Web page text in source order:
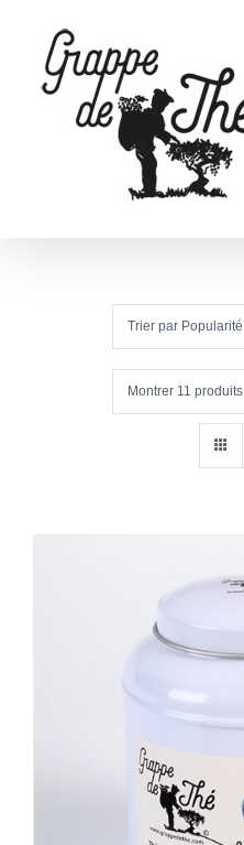
contenu
Trier par Popularité
Montrer 11 produits